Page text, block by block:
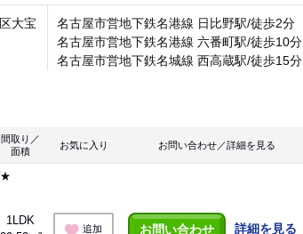
大宝
名古屋市営地下鉄名港線 日比野駅/徒歩2分
名古屋市営地下鉄名港線 六番町駅/徒歩10分
名古屋市営地下鉄名城線 西高蔵駅/徒歩15分
間取り／
面積
お気に入り お問い合わせ／詳細を見る
★
1LDK
追加 お問い合わせ 詳細を見る